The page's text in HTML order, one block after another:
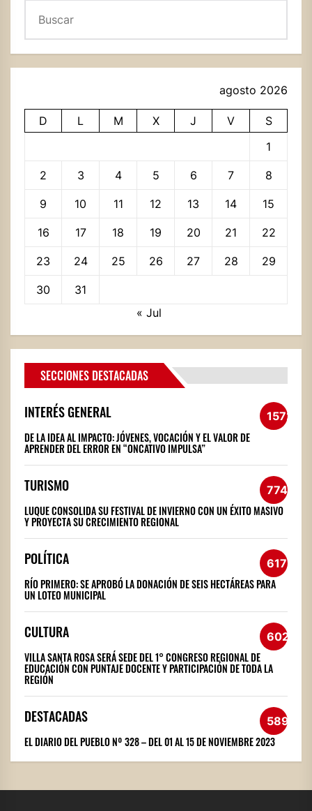
agosto 2026
D L M X J V
S
1
2 3 4 5 6 7 8
9 10 11 12 13 14 15
16 17 18 19 20 21 22
23 24 25 26 27 28 29
30
31
« Jul
SECCIONES DESTACADAS
INTERÉS GENERAL 1572
DE LA IDEA AL IMPACTO: JÓVENES, VOCACIÓN Y EL VALOR DE
APRENDER DEL ERROR EN “ONCATIVO IMPULSA”
TURISMO 774
LUQUE CONSOLIDA SU FESTIVAL DE INVIERNO CON UN ÉXITO MASIVO
Y PROYECTA SU CRECIMIENTO REGIONAL
POLÍTICA 617
RÍO PRIMERO: SE APROBÓ LA DONACIÓN DE SEIS HECTÁREAS PARA
UN LOTEO MUNICIPAL
CULTURA 602
VILLA SANTA ROSA SERÁ SEDE DEL 1° CONGRESO REGIONAL DE
EDUCACIÓN CON PUNTAJE DOCENTE Y PARTICIPACIÓN DE TODA LA
REGIÓN
DESTACADAS 589
EL DIARIO DEL PUEBLO Nº 328 – DEL 01 AL 15 DE NOVIEMBRE 2023